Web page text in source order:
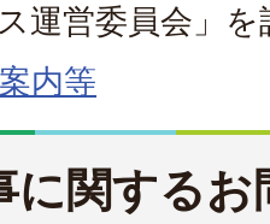
運営委員会」
内等
に関する